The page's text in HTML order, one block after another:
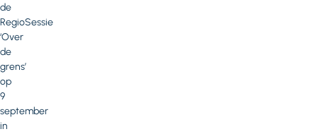
de
RegioSessie
‘Over
de
grens’
op
9
september
in